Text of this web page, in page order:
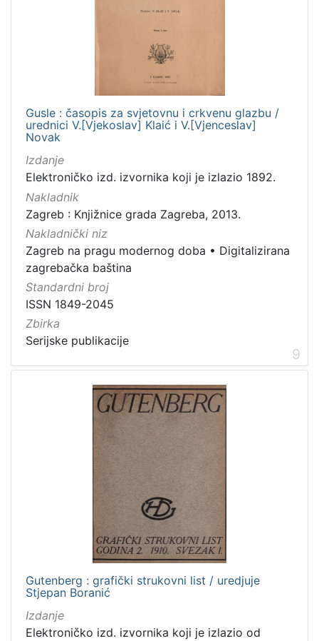
Gusle : časopis za svjetovnu i crkvenu glazbu /
urednici V.[Vjekoslav] Klaić i V.[Vjenceslav]
Novak
Izdanje
Elektroničko izd. izvornika koji je izlazio 1892.
Nakladnik
Zagreb : Knjižnice grada Zagreba, 2013.
Nakladnički niz
Zagreb na pragu modernog doba • Digitalizirana
zagrebačka baština
Standardni broj
ISSN 1849-2045
Zbirka
Serijske publikacije
9
Gutenberg : grafički strukovni list / uredjuje
Stjepan Boranić
Izdanje
Elektroničko izd. izvornika koji je izlazio od